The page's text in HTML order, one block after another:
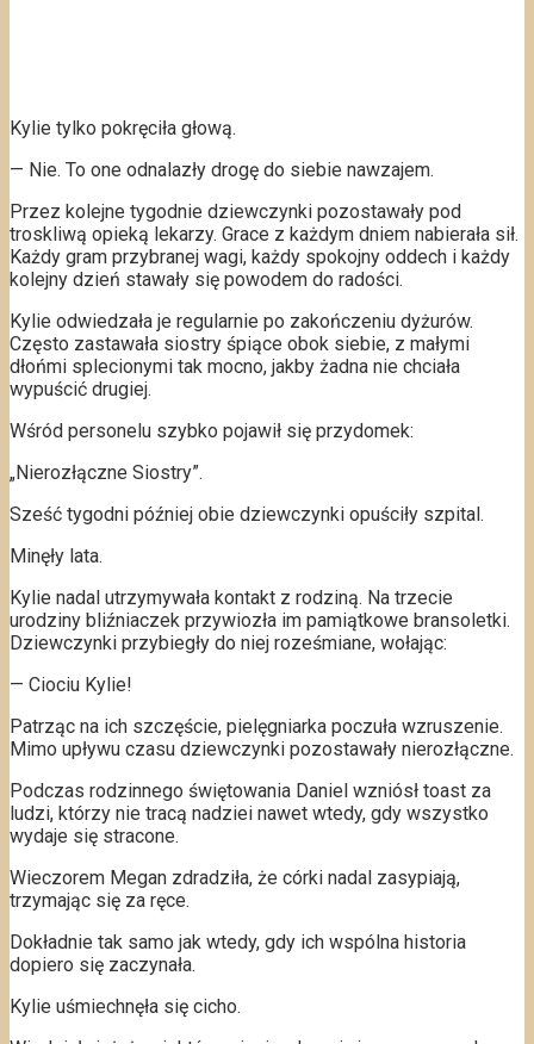
Kylie tylko pokręciła głową.
— Nie. To one odnalazły drogę do siebie nawzajem.
Przez kolejne tygodnie dziewczynki pozostawały pod
troskliwą opieką lekarzy. Grace z każdym dniem nabierała sił.
Każdy gram przybranej wagi, każdy spokojny oddech i każdy
kolejny dzień stawały się powodem do radości.
Kylie odwiedzała je regularnie po zakończeniu dyżurów.
Często zastawała siostry śpiące obok siebie, z małymi
dłońmi splecionymi tak mocno, jakby żadna nie chciała
wypuścić drugiej.
Wśród personelu szybko pojawił się przydomek:
„Nierozłączne Siostry”.
Sześć tygodni później obie dziewczynki opuściły szpital.
Minęły lata.
Kylie nadal utrzymywała kontakt z rodziną. Na trzecie
urodziny bliźniaczek przywiozła im pamiątkowe bransoletki.
Dziewczynki przybiegły do niej roześmiane, wołając:
— Ciociu Kylie!
Patrząc na ich szczęście, pielęgniarka poczuła wzruszenie.
Mimo upływu czasu dziewczynki pozostawały nierozłączne.
Podczas rodzinnego świętowania Daniel wzniósł toast za
ludzi, którzy nie tracą nadziei nawet wtedy, gdy wszystko
wydaje się stracone.
Wieczorem Megan zdradziła, że córki nadal zasypiają,
trzymając się za ręce.
Dokładnie tak samo jak wtedy, gdy ich wspólna historia
dopiero się zaczynała.
Kylie uśmiechnęła się cicho.